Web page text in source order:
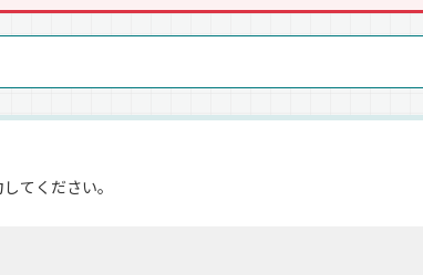
てください。